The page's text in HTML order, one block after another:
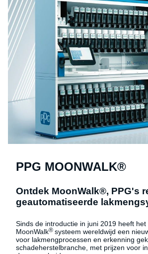
PPG MOONWALK®
Ontdek MoonWalk®, PPG's
geautomatiseerde
Sinds de introductie in juni 2019 heeft het
MoonWalk® systeem wereldwijd een
voor lakmengprocessen en erkenning
schadeherstelbranche, met prijzen voor